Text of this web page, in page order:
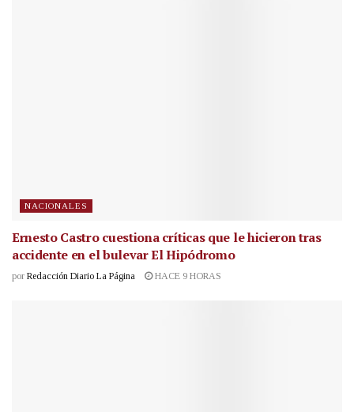
NACIONALES
Ernesto Castro cuestiona críticas que le hicieron tras
accidente en el bulevar El Hipódromo
por Redacción Diario La Página HACE 9 HORAS